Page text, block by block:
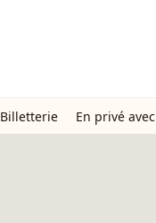
Billetterie En privé avec